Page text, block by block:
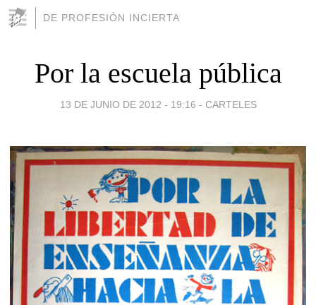
DE PROFESIÓN INCIERTA
Por la escuela pública
13 DE JUNIO DE 2012 - 19:16 - CARTELES